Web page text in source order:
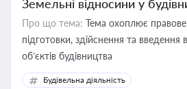
Земельні відносини у
Про що тема: Тема охоплює
підготовки, здійснення та введення
об’єктів будівництва
Будівельна діяльність